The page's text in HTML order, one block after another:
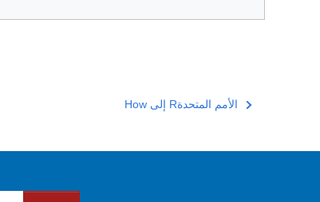
How إلى Rالأمم المتحدة